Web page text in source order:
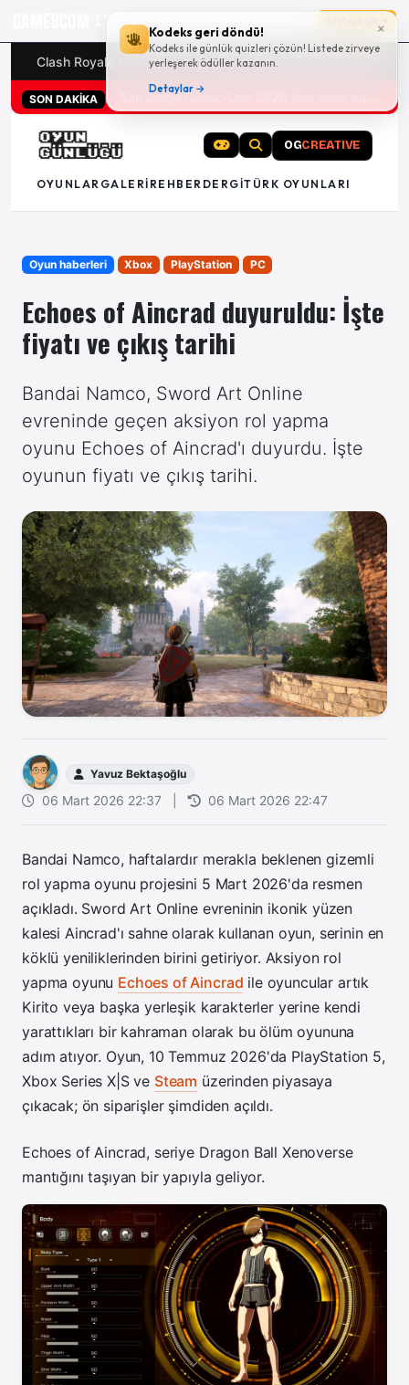
×
Kodeks geri döndü!
Kodeks ile günlük quizleri çözün! Listede zirveye
yerleşerek ödüller kazanın.
Detaylar →
17g 22:14:39
Clash Royale kodları Türk oyunları (PC ve konsollar) -
SON DAKİKA
OGCREATIVE
OYUNLAR GALERI REHBER DERGITÜRK OYUNLARI
Oyun haberleri Xbox PlayStation PC
Echoes of Aincrad duyuruldu: İşte
fiyatı ve çıkış tarihi
Bandai Namco, Sword Art Online
evreninde geçen aksiyon rol yapma
oyunu Echoes of Aincrad'ı duyurdu. İşte
oyunun fiyatı ve çıkış tarihi.
Yavuz Bektaşoğlu
06 Mart 2026 22:37 06 Mart 2026 22:47
Bandai Namco, haftalardır merakla beklenen gizemli
rol yapma oyunu projesini 5 Mart 2026'da resmen
açıkladı. Sword Art Online evreninin ikonik yüzen
kalesi Aincrad'ı sahne olarak kullanan oyun, serinin en
köklü yeniliklerinden birini getiriyor. Aksiyon rol
yapma oyunu Echoes of Aincrad ile oyuncular artık
Kirito veya başka yerleşik karakterler yerine kendi
yarattıkları bir kahraman olarak bu ölüm oyununa
adım atıyor. Oyun, 10 Temmuz 2026'da PlayStation 5,
Xbox Series X|S ve Steam üzerinden piyasaya
çıkacak; ön siparişler şimdiden açıldı.
Echoes of Aincrad, seriye Dragon Ball Xenoverse
mantığını taşıyan bir yapıyla geliyor.